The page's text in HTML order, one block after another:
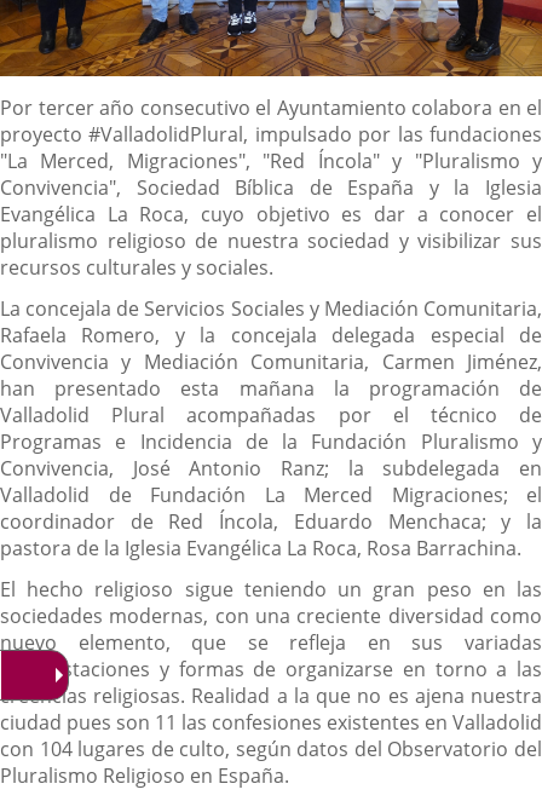
Descripción
Por tercer año consecutivo el Ayuntamiento colabora en el
proyecto #ValladolidPlural, impulsado por las fundaciones
"La Merced, Migraciones", "Red Íncola" y "Pluralismo y
Convivencia", Sociedad Bíblica de España y la Iglesia
Evangélica La Roca, cuyo objetivo es dar a conocer el
pluralismo religioso de nuestra sociedad y visibilizar sus
recursos culturales y sociales.
La concejala de Servicios Sociales y Mediación Comunitaria,
Rafaela Romero, y la concejala delegada especial de
Convivencia y Mediación Comunitaria, Carmen Jiménez,
han presentado esta mañana la programación de
Valladolid Plural acompañadas por el técnico de
Programas e Incidencia de la Fundación Pluralismo y
Convivencia, José Antonio Ranz; la subdelegada en
Valladolid de Fundación La Merced Migraciones; el
coordinador de Red Íncola, Eduardo Menchaca; y la
pastora de la Iglesia Evangélica La Roca, Rosa Barrachina.
El hecho religioso sigue teniendo un gran peso en las
sociedades modernas, con una creciente diversidad como
nuevo elemento, que se refleja en sus variadas
manifestaciones y formas de organizarse en torno a las
creencias religiosas. Realidad a la que no es ajena nuestra
ciudad pues son 11 las confesiones existentes en Valladolid
con 104 lugares de culto, según datos del Observatorio del
Pluralismo Religioso en España.